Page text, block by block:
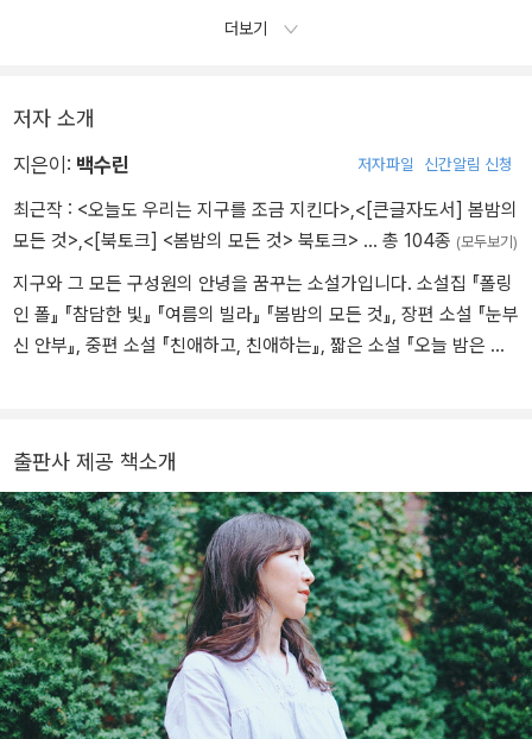
더보기
저자 소개
지은이: 백수린 저자파일 신간알림 신청
최근작 : <오늘도 우리는 지구를 조금 지킨다> <[큰글자도서] 봄밤의
모든 것> <[북토크] <봄밤의 모든 것> 북토크> … 총 104종 (모두보기)
지구와 그 모든 구성원의 안녕을 꿈꾸는 소설가입니다. 소설집 『폴링
인 폴』 『참담한 빛』 『여름의 빌라』 『봄밤의 모든 것』, 장편 소설 『눈부
신 안부』, 중편 소설 『친애하고, 친애하는』, 짧은 소설 『오늘 밤은 사
출판사 제공 책소개